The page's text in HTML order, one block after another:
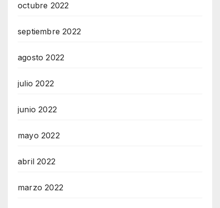
octubre 2022
septiembre 2022
agosto 2022
julio 2022
junio 2022
mayo 2022
abril 2022
marzo 2022